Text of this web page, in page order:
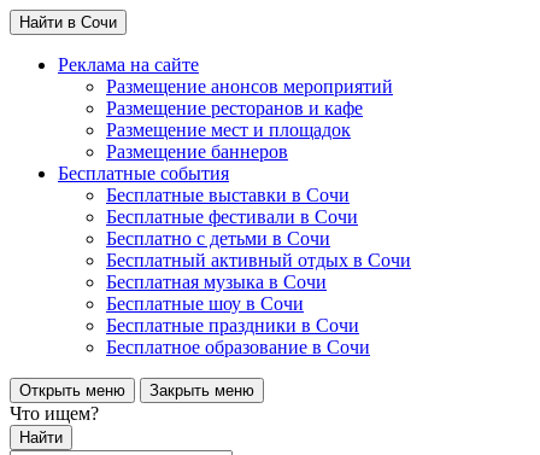
Найти в Сочи
Реклама на сайте
Размещение анонсов мероприятий
Размещение ресторанов и кафе
Размещение мест и площадок
Размещение баннеров
Бесплатные события
Бесплатные выставки в Сочи
Бесплатные фестивали в Сочи
Бесплатно с детьми в Сочи
Бесплатный активный отдых в Сочи
Бесплатная музыка в Сочи
Бесплатные шоу в Сочи
Бесплатные праздники в Сочи
Бесплатное образование в Сочи
Открыть меню Закрыть меню
Что ищем?
Найти